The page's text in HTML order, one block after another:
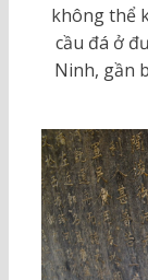
không thể
cầu đá ở
Ninh, gần